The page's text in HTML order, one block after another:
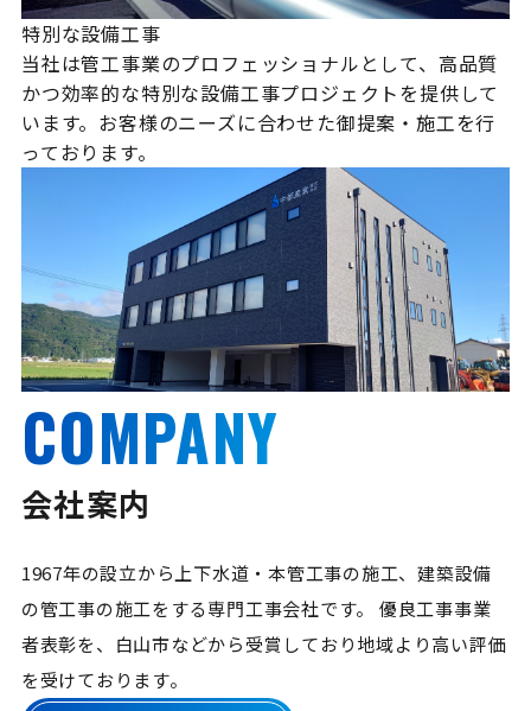
特別な設備工事
当社は管工事業のプロフェッショナルとして、高品質
かつ効率的な特別な設備工事プロジェクトを提供して
います。お客様のニーズに合わせた御提案・施工を行
っております。
COMPANY
会社案内
1967年の設立から上下水道・本管工事の施工、建築設備
の管工事の施工をする専門工事会社です。
優良工事事業
者表彰を、白山市などから受賞しており地域より高い評価
を受けております。